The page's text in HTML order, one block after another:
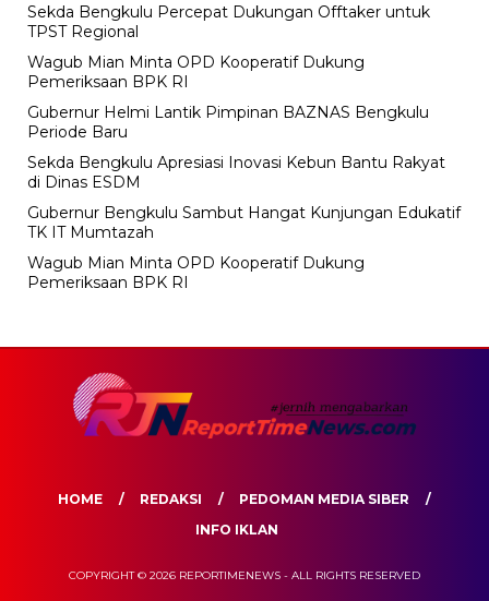
Sekda Bengkulu Percepat Dukungan Offtaker untuk
TPST Regional
Wagub Mian Minta OPD Kooperatif Dukung
Pemeriksaan BPK RI
Gubernur Helmi Lantik Pimpinan BAZNAS Bengkulu
Periode Baru
Sekda Bengkulu Apresiasi Inovasi Kebun Bantu Rakyat
di Dinas ESDM
Gubernur Bengkulu Sambut Hangat Kunjungan Edukatif
TK IT Mumtazah
Wagub Mian Minta OPD Kooperatif Dukung
Pemeriksaan BPK RI
HOME REDAKSI
PEDOMAN MEDIA SIBER
INFO IKLAN
COPYRIGHT © 2026 REPORTIMENEWS - ALL RIGHTS RESERVED